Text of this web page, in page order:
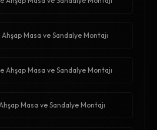
Ahşap Masa ve Sandalye Montajı
Ahşap Masa ve Sandalye Montajı
Masa ve Sandalye Montajı